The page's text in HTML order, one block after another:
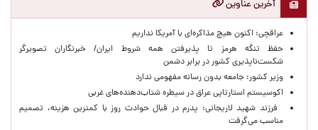
آخرین عناوین
عراقچی: اکنون هیچ مذاکره‌ای با آمریکا نداریم
حفظ تنگه هرمز تا پذیرفتن همه شروط ایران/ خبرنگاران تصویرگر
شکست‌ناپذیری کشور در برابر دشمن
وزیر کشور: جامعه بدون رسانه مفهومی ندارد
اکوسیستم استارتاپی عراق در سیطره شتاب‌دهنده‌‌های غربی
فرزند شهید لاریجانی: پدرم در قبال حوادث روز با کمترین هزینه، تصمیم
مناسب می‌گرفت